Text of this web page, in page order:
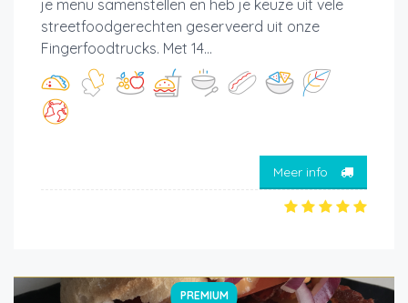
je menu samenstellen en heb je keuze uit vele
streetfoodgerechten geserveerd uit onze
Fingerfoodtrucks. Met 14...
Meer info
PREMIUM